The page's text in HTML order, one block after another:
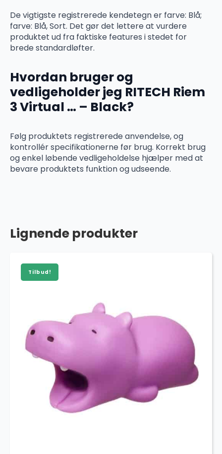
De vigtigste registrerede kendetegn er farve: Blå;
farve: Blå, Sort. Det gør det lettere at vurdere
produktet ud fra faktiske features i stedet for
brede standardløfter.
Hvordan bruger og
vedligeholder jeg RITECH Riem
3 Virtual … – Black?
Følg produktets registrerede anvendelse, og
kontrollér specifikationerne før brug. Korrekt brug
og enkel løbende vedligeholdelse hjælper med at
bevare produktets funktion og udseende.
Lignende produkter
Tilbud!